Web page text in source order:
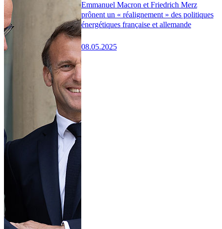
Emmanuel Macron et Friedrich Merz
prônent un « réalignement » des politiques
énergétiques française et allemande
08.05.2025